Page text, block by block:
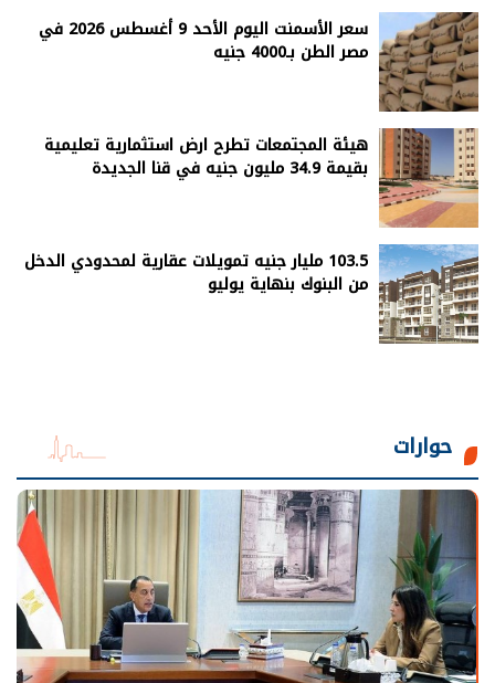
سعر الأسمنت اليوم الأحد 9 أغسطس 2026 في
مصر الطن بـ4000 جنيه
هيئة المجتمعات تطرح ارض استثمارية تعليمية
بقيمة 34.9 مليون جنيه في قنا الجديدة
103.5 مليار جنيه تمويلات عقارية لمحدودي الدخل
من البنوك بنهاية يوليو
حوارات